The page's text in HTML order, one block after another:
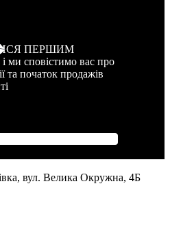
ПЕРШИМ
ми сповістимо вас про
та початок продажів
вул. Велика Окружна, 4Б